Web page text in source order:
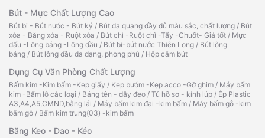
Bút - Mực Chất Lượng Cao
Bút bi - Bút nước - Bút ký / Bút dạ quang đầy đủ màu sắc, chất lượng / Bút
xóa - Băng xóa - Ruột xóa / Bút chì -Ruột chì -Tẩy -Chuốt- Giá tốt / Mực
dấu -Lông bảng -Lông dầu / Bút bi-bút nước Thiên Long / Bút lông
bảng / Bút lông dầu đa dạng, phong phú / Hộp cắm bút
Dụng Cụ Văn Phòng Chất Lượng
Bấm kim -Kim bấm -Kẹp giấy / Kẹp bướm -Kẹp acco -Gỡ ghim / Máy bấm
kim -Bấm lỗ các loại / Bảng tên - dây đeo / Tủ hồ sơ - kính lúp / Ép Plastic
A3,A4,A5,CMND,bằng lái / Máy bấm kim đại -kim bấm / Máy bấm gỗ -kim
bấm gỗ / Bấm kim trung(03) -kim bấm
Băng Keo - Dao - Kéo